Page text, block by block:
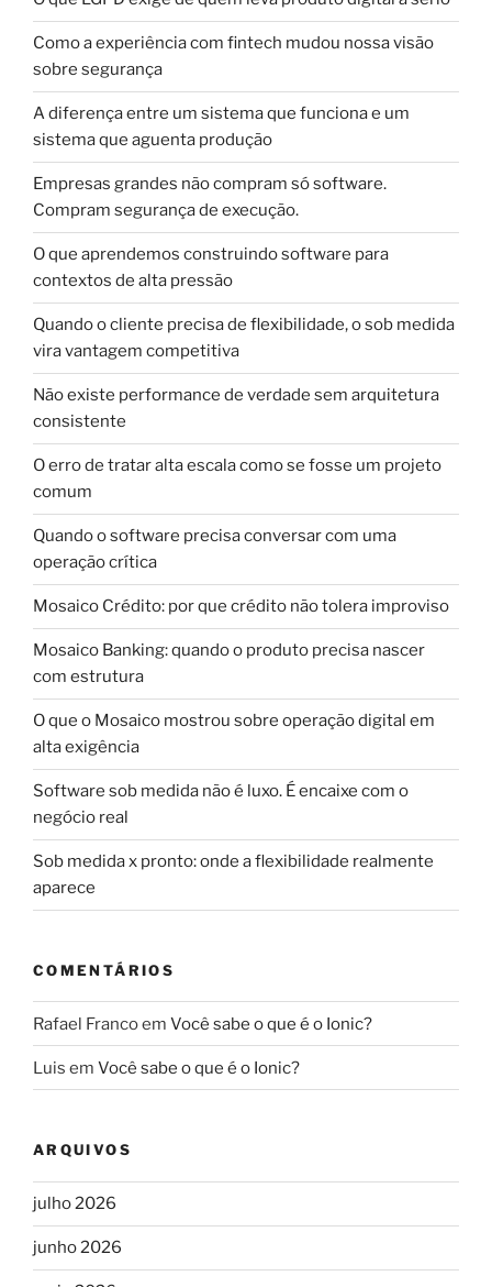
Como a experiência com fintech mudou nossa visão
sobre segurança
A diferença entre um sistema que funciona e um
sistema que aguenta produção
Empresas grandes não compram só software.
Compram segurança de execução.
O que aprendemos construindo software para
contextos de alta pressão
Quando o cliente precisa de flexibilidade, o sob medida
vira vantagem competitiva
Não existe performance de verdade sem arquitetura
consistente
O erro de tratar alta escala como se fosse um projeto
comum
Quando o software precisa conversar com uma
operação crítica
Mosaico Crédito: por que crédito não tolera improviso
Mosaico Banking: quando o produto precisa nascer
com estrutura
O que o Mosaico mostrou sobre operação digital em
alta exigência
Software sob medida não é luxo. É encaixe com o
negócio real
Sob medida x pronto: onde a flexibilidade realmente
aparece
COMENTÁRIOS
Rafael Francoem Você sabe o que é o Ionic?
Luis em Você sabe o que é o Ionic?
ARQUIVOS
julho 2026
junho 2026